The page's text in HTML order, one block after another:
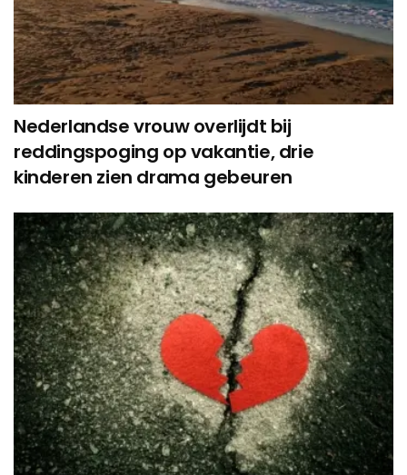
Nederlandse vrouw overlijdt bij
reddingspoging op vakantie, drie
kinderen zien drama gebeuren